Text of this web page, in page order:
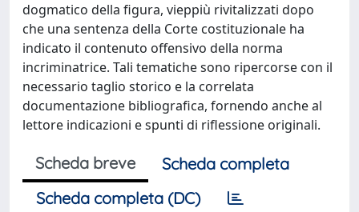
dogmatico della figura, vieppiù rivitalizzati dopo
che una sentenza della Corte costituzionale ha
indicato il contenuto offensivo della norma
incriminatrice. Tali tematiche sono ripercorse con il
necessario taglio storico e la correlata
documentazione bibliografica, fornendo anche al
lettore indicazioni e spunti di riflessione originali.
Scheda breve
Scheda completa
Scheda completa (DC)